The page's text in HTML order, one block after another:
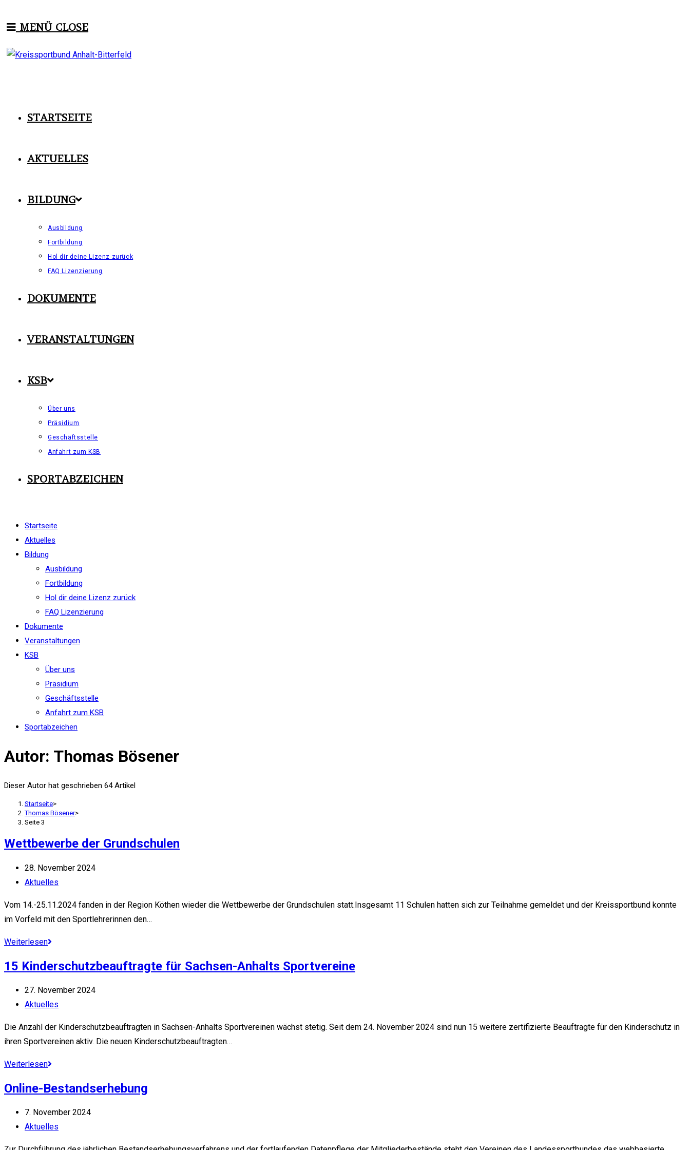
InhaltMENÜ CLOSE
STARTSEITE
AKTUELLES
BILDUNG
Ausbildung
Fortbildung
Hol dir deine Lizenz zurück
FAQ Lizenzierung
DOKUMENTE
VERANSTALTUNGEN
KSB
Über uns
Präsidium
Geschäftsstelle
Anfahrt zum KSB
SPORTABZEICHEN
Startseite
Aktuelles
Bildung
Ausbildung
Fortbildung
Hol dir deine Lizenz zurück
FAQ Lizenzierung
Dokumente
Veranstaltungen
KSB
Über uns
Präsidium
Geschäftsstelle
Anfahrt zum KSB
Sportabzeichen
Autor: Thomas Bösener
Dieser Autor hat geschrieben 64 Artikel
Startseite>
Thomas Bösener>
Seite 3
Wettbewerbe der Grundschulen
Beitrag
veröffentlicht:
28. November 2024
Beitrags-
Aktuelles
Vom 14.-25.11.2024 fanden in der Region Köthen wieder die Wettbewerbe der Grundschulen statt.Insgesamt 11 Schulen hatten sich zur Teilnahme gemeldet und der Kreissportbund konnte
im Vorfeld mit den Sportlehrerinnen den…
WeiterlesenWettbewerbe
Grundschulen
15 Kinderschutzbeauftragte für Sachsen-Anhalts Sportvereine
Beitrag
veröffentlicht:
27. November 2024
Beitrags-
Aktuelles
Die Anzahl der Kinderschutzbeauftragten in Sachsen-Anhalts Sportvereinen wächst stetig. Seit dem 24. November 2024 sind nun 15 weitere zertifizierte Beauftragte für den Kinderschutz in
ihren Sportvereinen aktiv. Die neuen Kinderschutzbeauftragten…
Weiterlesen15
für
Sachsen-
Anhalts
Online-Bestandserhebung
Beitrag
veröffentlicht:
7. November 2024
Beitrags-
Aktuelles